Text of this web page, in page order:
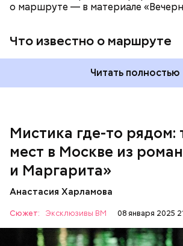
о маршруте — в материале
Что известно о маршруте
Читать полностью
Мистика где-то рядом:
мест в Москве из
и Маргарита»
Анастасия Харламова
Сюжет: Эксклюзивы ВМ 08 января 2025
На данный момент квартира на
стала Музеем Булгакова. В ней
атмосфера жизни и быта начала ХХ
количеством вещей, которые
роману.